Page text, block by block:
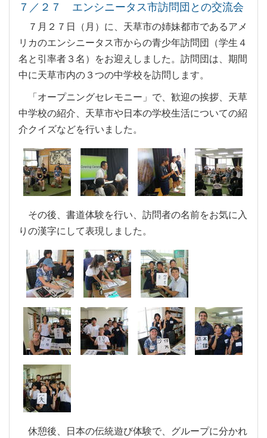
７／２７ エンシニータス市訪問団との交流会
７月２７日（月）に、天草市の姉妹都市であるアメ
リカのエンシニータス市からの青少年訪問団（学生４
名と引率者３名）をお迎えしました。訪問団は、期間
中に天草市内の３つの中学校を訪問します。
「オープニングセレモニー」で、歓迎の挨拶、天草
中学校の紹介、天草市や日本の学校生活についての紹
介クイズなどを行いました。
その後、書道体験を行い、訪問者の名前をお気に入
りの漢字にして表現しました。
休憩後、日本の伝統遊び体験で、グループに分かれ